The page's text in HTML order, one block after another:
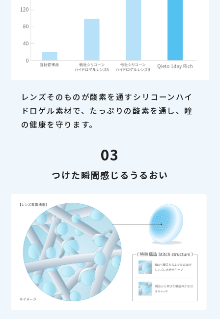
レンズそのものが酸素を通すシリコーンハイ
ドロゲル素材で、たっぷりの酸素を通し、瞳
の健康を守ります。
03
つけた瞬間感じるうるおい